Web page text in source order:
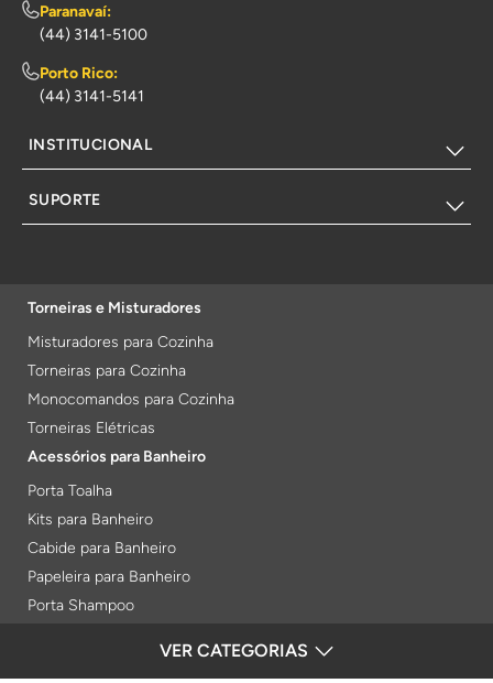
Paranavaí:
(44) 3141-5100
Porto Rico:
(44) 3141-5141
INSTITUCIONAL
SUPORTE
Torneiras e Misturadores
Misturadores para Cozinha
Torneiras para Cozinha
Monocomandos para Cozinha
Torneiras Elétricas
Acessórios para Banheiro
Porta Toalha
Kits para Banheiro
Cabide para Banheiro
Papeleira para Banheiro
Porta Shampoo
VER CATEGORIAS
FORMAS DE PAGAMENTO